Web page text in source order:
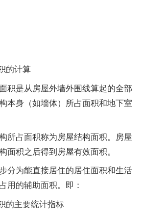
计算
是从房屋外墙外围线算起的全部
本身（如墻体）所占面积和地下室
占面积称为房屋结构面积。房屋
面积之后得到房屋有效面积。
为能直接居住的居住面积和生活
用的辅助面积。即：
主要统计指标